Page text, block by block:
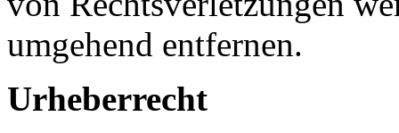
umgehend entfernen.
Urheberrecht